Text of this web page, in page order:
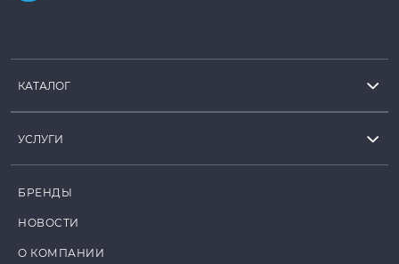
КАТАЛОГ
УСЛУГИ
БРЕНДЫ
НОВОСТИ
О КОМПАНИИ